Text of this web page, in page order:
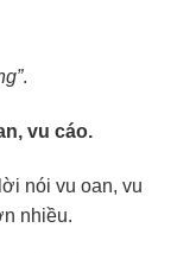
.
vu cáo.
nói vu oan, vu
nhiều.